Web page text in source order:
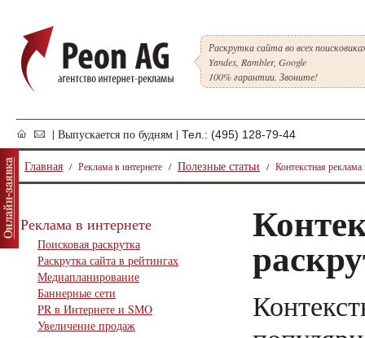
Раскрутка сайта во всех
Yandex, Rambler, Google
100% гарантии. Звоните!
| Выпускается по будням | Тел.: (495) 128-79-44
Главная / Реклама в интернете / Полезные статьи / Контекстная реклама
Реклама в интернете
Поисковая раскрутка
Раскрутка сайта в рейтингах
Медиапланирование
Баннерные сети
PR в Интернете и SMO
Увеличение продаж